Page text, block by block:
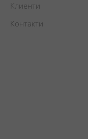
Клиенти
Контакти